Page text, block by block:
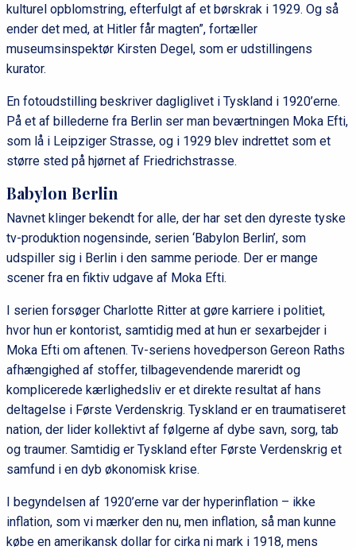
kulturel opblomstring, efterfulgt af et børskrak i 1929. Og så
ender det med, at Hitler får magten”, fortæller
museumsinspektør Kirsten Degel, som er udstillingens
kurator.
En fotoudstilling beskriver dagliglivet i Tyskland i 1920’erne.
På et af billederne fra Berlin ser man beværtningen Moka Efti,
som lå i Leipziger Strasse, og i 1929 blev indrettet som et
større sted på hjørnet af Friedrichstrasse.
Babylon Berlin
Navnet klinger bekendt for alle, der har set den dyreste tyske
tv-produktion nogensinde, serien ‘Babylon Berlin’, som
udspiller sig i Berlin i den samme periode. Der er mange
scener fra en fiktiv udgave af Moka Efti.
I serien forsøger Charlotte Ritter at gøre karriere i politiet,
hvor hun er kontorist, samtidig med at hun er sexarbejder i
Moka Efti om aftenen. Tv-seriens hovedperson Gereon Raths
afhængighed af stoffer, tilbagevendende mareridt og
komplicerede kærlighedsliv er et direkte resultat af hans
deltagelse i Første Verdenskrig. Tyskland er en traumatiseret
nation, der lider kollektivt af følgerne af dybe savn, sorg, tab
og traumer. Samtidig er Tyskland efter Første Verdenskrig et
samfund i en dyb økonomisk krise.
I begyndelsen af 1920’erne var der hyperinflation – ikke
inflation, som vi mærker den nu, men inflation, så man kunne
købe en amerikansk dollar for cirka ni mark i 1918, mens